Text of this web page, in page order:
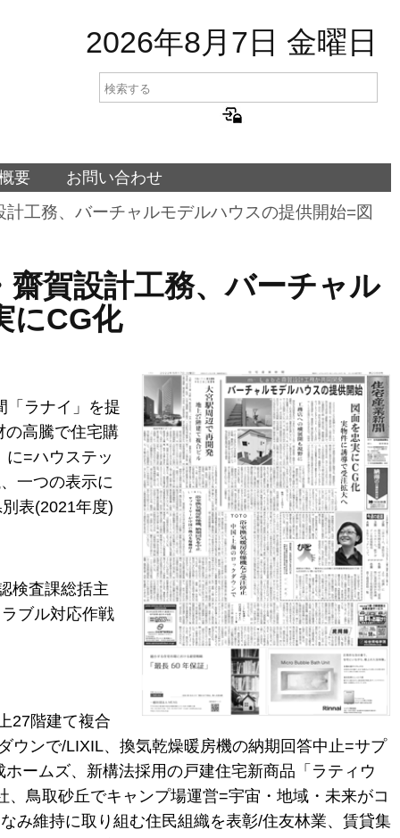
2026年8月7日 金曜日
要 お問い合わせ
工務、バーチャルモデルハウスの提供開始=図
賀設計工務、バーチャル
にCG化
「ラナイ」を提
の高騰で住宅購
=ハウステッ
一つの表示に
表(2021年度)
検査課総括主
ブル対応作戦
27階建て複合
ウンで/LIXIL、換気乾燥暖房機の納期回答中止=サプ
ームズ、新構法採用の戸建住宅新商品「ラティウ
鳥取砂丘でキャンプ場運営=宇宙・地域・未来がコ
み維持に取り組む住民組織を表彰/住友林業、賃貸集